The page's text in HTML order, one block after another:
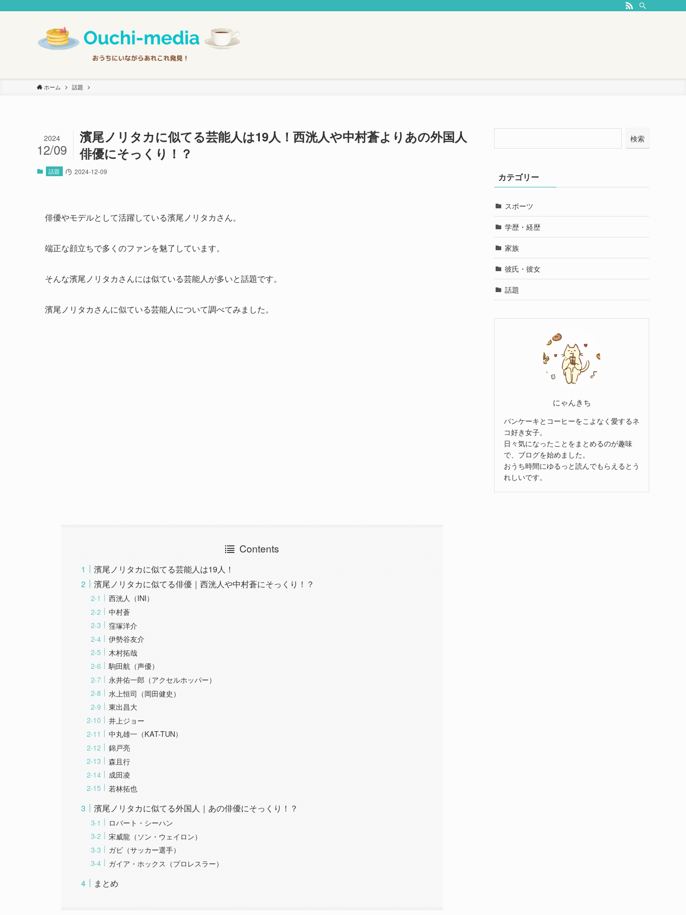
ホーム 話題
濱尾ノリタカに似てる芸能人は19人！西洸人や中村蒼よりあの外国人
俳優にそっくり！？
2024
12/09
話題 2024-12-09
俳優やモデルとして活躍している濱尾ノリタカさん。
端正な顔立ちで多くのファンを魅了しています。
そんな濱尾ノリタカさんには似ている芸能人が多いと話題です。
濱尾ノリタカさんに似ている芸能人について調べてみました。
Contents
濱尾ノリタカに似てる芸能人は19人！
濱尾ノリタカに似てる俳優｜西洸人や中村蒼にそっくり！？
西洸人（INI）
中村蒼
窪塚洋介
伊勢谷友介
木村拓哉
駒田航（声優）
永井佑一郎（アクセルホッパー）
水上恒司（岡田健史）
東出昌大
井上ジョー
中丸雄一（KAT-TUN）
錦戸亮
森且行
成田凌
若林拓也
濱尾ノリタカに似てる外国人｜あの俳優にそっくり！？
ロバート・シーハン
宋威龍（ソン・ウェイロン）
ガビ（サッカー選手）
ガイア・ホックス（プロレスラー）
まとめ
検索
カテゴリー
スポーツ
学歴・経歴
家族
彼氏・彼女
話題
にゃんきち
パンケーキとコーヒーをこよなく愛するネ
コ好き女子。
日々気になったことをまとめるのが趣味
で、ブログを始めました。
おうち時間にゆるっと読んでもらえるとう
れしいです。